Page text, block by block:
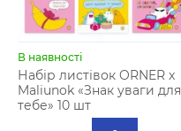
В наявності
Набір листівок ORNER x
Maliunok «Знак уваги для
тебе» 10 шт